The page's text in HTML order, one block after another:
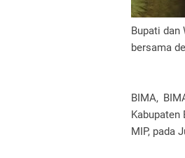
Bupati dan
bersama
BIMA,
Kabupaten
MIP, pada